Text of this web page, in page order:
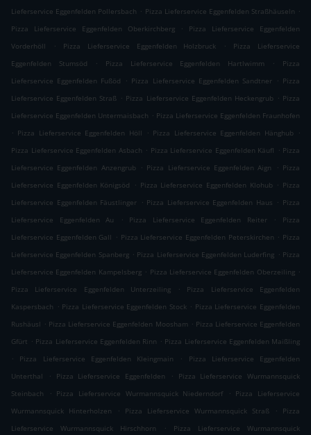
Lieferservice Eggenfelden Pollersbach . Pizza Lieferservice Eggenfelden Straßhäuseln .
Pizza Lieferservice Eggenfelden Oberkirchberg
.
Pizza Lieferservice Eggenfelden
Vorderhöll
. Pizza Lieferservice Eggenfelden Holzbruck .
Pizza Lieferservice
Eggenfelden Stumsöd
. Pizza Lieferservice Eggenfelden Hartlwimm .
Pizza
Lieferservice Eggenfelden Fußöd
. Pizza Lieferservice Eggenfelden Sandtner . Pizza
Lieferservice Eggenfelden Straß . Pizza Lieferservice Eggenfelden Heckengrub . Pizza
Lieferservice Eggenfelden Untermaisbach . Pizza Lieferservice Eggenfelden Fraunhofen
. Pizza Lieferservice Eggenfelden Höll . Pizza Lieferservice Eggenfelden Hänghub
.
Pizza Lieferservice Eggenfelden Asbach . Pizza Lieferservice Eggenfelden Käufl . Pizza
Lieferservice Eggenfelden Anzengrub
. Pizza Lieferservice Eggenfelden Aign . Pizza
Lieferservice Eggenfelden Königsöd
. Pizza Lieferservice Eggenfelden Klohub . Pizza
Lieferservice Eggenfelden Fäustlinger . Pizza Lieferservice Eggenfelden Haus . Pizza
Lieferservice Eggenfelden Au
. Pizza Lieferservice Eggenfelden Reiter .
Pizza
Lieferservice Eggenfelden Gall . Pizza Lieferservice Eggenfelden Peterskirchen . Pizza
Lieferservice Eggenfelden Spanberg . Pizza Lieferservice Eggenfelden Luderfing . Pizza
Lieferservice Eggenfelden Kampelsberg . Pizza Lieferservice Eggenfelden Oberzeiling .
Pizza Lieferservice Eggenfelden Unterzeiling
.
Pizza Lieferservice Eggenfelden
Kaspersbach . Pizza Lieferservice Eggenfelden Stock . Pizza Lieferservice Eggenfelden
Rushäusl . Pizza Lieferservice Eggenfelden Moosham . Pizza Lieferservice Eggenfelden
Gfürt . Pizza Lieferservice Eggenfelden Rinn . Pizza Lieferservice Eggenfelden Maißling
.
Pizza Lieferservice Eggenfelden Kleingmain .
Pizza Lieferservice Eggenfelden
Unterthal
. Pizza Lieferservice Eggenfelden .
Pizza Lieferservice Wurmannsquick
Steinbach
. Pizza Lieferservice Wurmannsquick Niederndorf . Pizza Lieferservice
Wurmannsquick Hinterholzen
. Pizza Lieferservice Wurmannsquick Straß .
Pizza
Lieferservice Wurmannsquick Hirschhorn
. Pizza Lieferservice Wurmannsquick